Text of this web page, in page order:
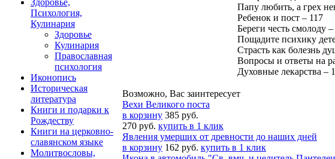
Здоровье,
Психология,
Кулинария
Здоровье
Кулинария
Православная
психология
Иконопись
Историческая
литература
Книги и подарки к
Рождеству
Книги на церковно-
славянском языке
Молитвословы,
Папу любить, а грех
Ребенок и пост – 117
Береги честь смолоду –
Пощадите психику
Страсть как болезнь
Вопросы и ответы на
Духовные лекарства –
Возможно, Вас заинтересует
Вехи Великого поста
в корзину 385 руб.
270 руб. купить в 1 клик
Явления умерших от древности до наших дней
в корзину 162 руб. купить в 1 клик